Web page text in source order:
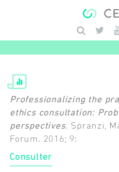
Professionalizing the
ethics consultation:
perspectives. Spranzi,
Forum. 2016; 9:
Consulter